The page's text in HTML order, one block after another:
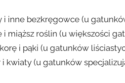
i inne bezkręgowce (u
i miąższ roślin (u większości
i pąki (u gatunków
i kwiaty (u gatunków